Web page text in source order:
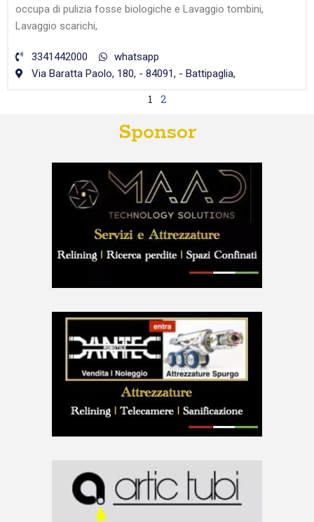
occupa di pulizia fosse biologiche e Lavaggio tombini,
Lavaggio scarichi,
3341442000
whatsapp
Via Baratta Paolo, 180, - 84091, - Battipaglia,
1 2
Sponsor